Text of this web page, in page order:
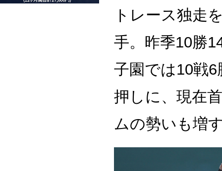
トレース独走
手。昨季10勝
子園では10戦
押しに、現在
ムの勢いも増